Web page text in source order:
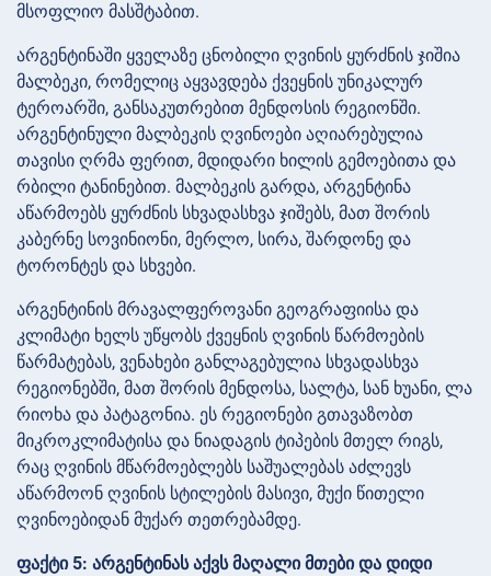
მსოფლიო მასშტაბით.
არგენტინაში ყველაზე ცნობილი ღვინის ყურძნის ჯიშია
მალბეკი, რომელიც აყვავდება ქვეყნის უნიკალურ
ტეროარში, განსაკუთრებით მენდოსის რეგიონში.
არგენტინული მალბეკის ღვინოები აღიარებულია
თავისი ღრმა ფერით, მდიდარი ხილის გემოებითა და
რბილი ტანინებით. მალბეკის გარდა, არგენტინა
აწარმოებს ყურძნის სხვადასხვა ჯიშებს, მათ შორის
კაბერნე სოვინიონი, მერლო, სირა, შარდონე და
ტორონტეს და სხვები.
არგენტინის მრავალფეროვანი გეოგრაფიისა და
კლიმატი ხელს უწყობს ქვეყნის ღვინის წარმოების
წარმატებას, ვენახები განლაგებულია სხვადასხვა
რეგიონებში, მათ შორის მენდოსა, სალტა, სან ხუანი, ლა
რიოხა და პატაგონია. ეს რეგიონები გთავაზობთ
მიკროკლიმატისა და ნიადაგის ტიპების მთელ რიგს,
რაც ღვინის მწარმოებლებს საშუალებას აძლევს
აწარმოონ ღვინის სტილების მასივი, მუქი წითელი
ღვინოებიდან მუქარ თეთრებამდე.
ფაქტი 5: არგენტინას აქვს მაღალი მთები და დიდი